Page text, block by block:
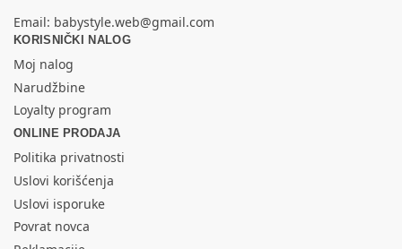
Email: babystyle.web@gmail.com
KORISNIČKI NALOG
Moj nalog
Narudžbine
Loyalty program
ONLINE PRODAJA
Politika privatnosti
Uslovi korišćenja
Uslovi isporuke
Povrat novca